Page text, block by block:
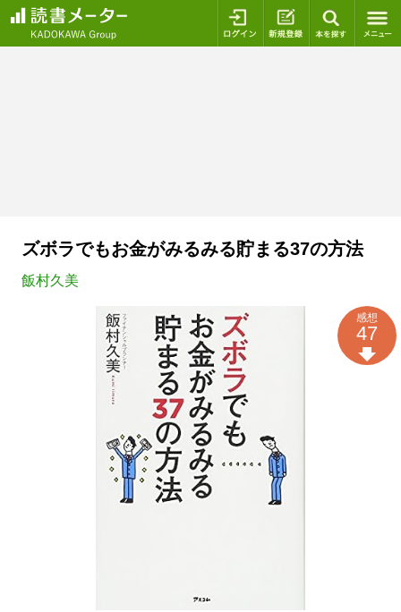
ログイン 新規登録
ズボラでもお金がみるみる貯まる37の方法
飯村久美
感想
47